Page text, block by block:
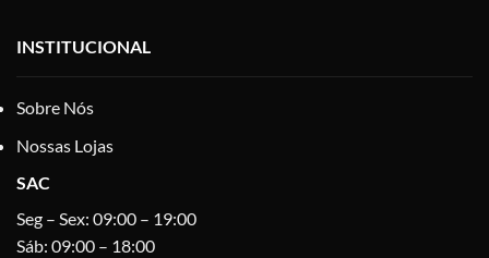
INSTITUCIONAL
Sobre Nós
Nossas Lojas
SAC
Seg – Sex: 09:00 – 19:00
Sáb: 09:00 – 18:00